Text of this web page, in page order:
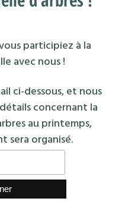
participiez à la
avec nous !
ci-dessous, et nous
concernant la
au printemps,
sera organisé.